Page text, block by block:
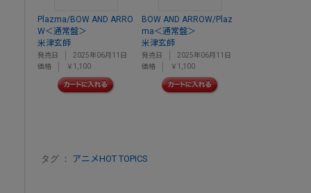
Plazma/BOW AND ARRO
W＜通常盤＞
米津玄師
発売日
2025年06月11日
価格
￥1,100
BOW AND ARROW/Plaz
ma＜通常盤＞
米津玄師
発売日
2025年06月11日
価格
￥1,100
タグ ： アニメHOT TOPICS